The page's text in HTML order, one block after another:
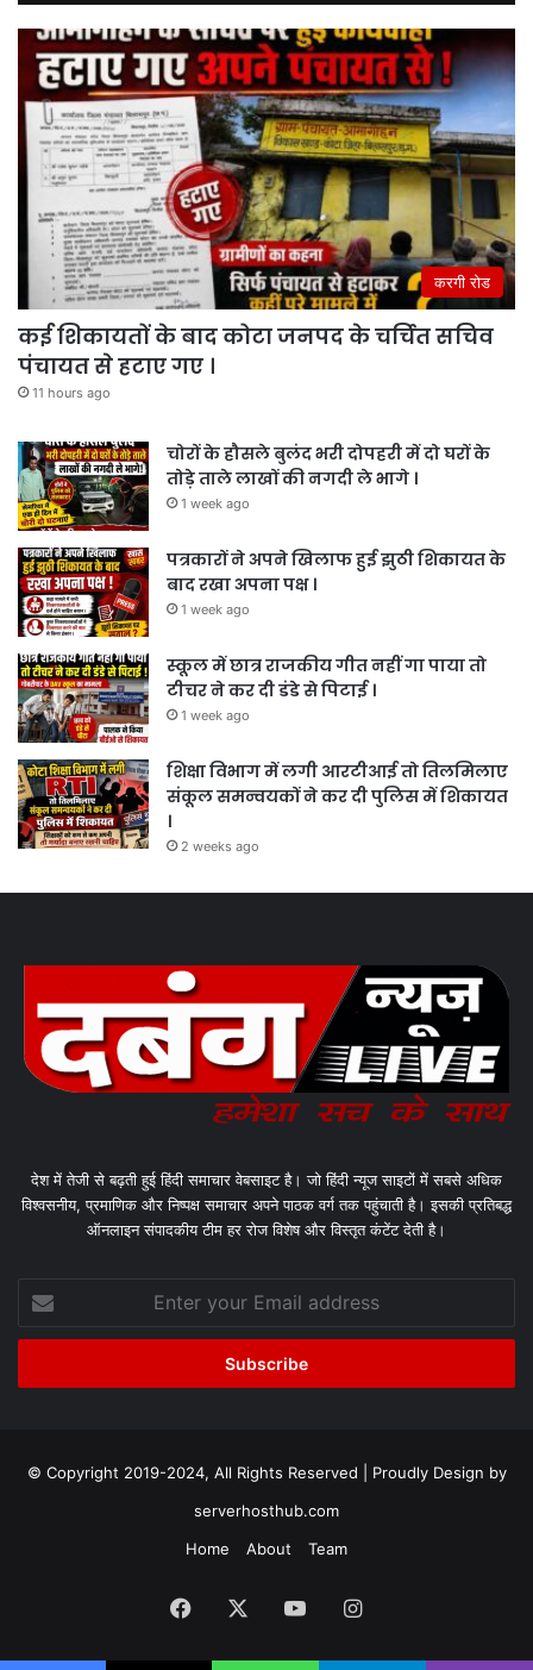
करगी रोड
कई शिकायतों के बाद कोटा जनपद के चर्चित सचिव
पंचायत से हटाए गए ।
11 hours ago
चोरों के हौसले बुलंद भरी दोपहरी में दो घरों के
तोड़े ताले लाखों की नगदी ले भागे ।
1 week ago
पत्रकारों ने अपने खिलाफ हुई झुठी शिकायत के
बाद रखा अपना पक्ष ।
1 week ago
स्कूल में छात्र राजकीय गीत नहीं गा पाया तो
टीचर ने कर दी डंडे से पिटाई ।
1 week ago
शिक्षा विभाग में लगी आरटीआई तो तिलमिलाए
संकूल समन्वयकों ने कर दी पुलिस में शिकायत
।
2 weeks ago
देश में तेजी से बढ़ती हुई हिंदी समाचार वेबसाइट है। जो हिंदी न्यूज साइटों में सबसे अधिक
विश्वसनीय, प्रमाणिक और निष्पक्ष समाचार अपने पाठक वर्ग तक पहुंचाती है। इसकी प्रतिबद्ध
ऑनलाइन संपादकीय टीम हर रोज विशेष और विस्तृत कंटेंट देती है।
your
Email
© Copyright 2019-2024, All Rights Reserved | Proudly Design by
serverhosthub.com
Home
About Team
Facebook YouTubeInstagram